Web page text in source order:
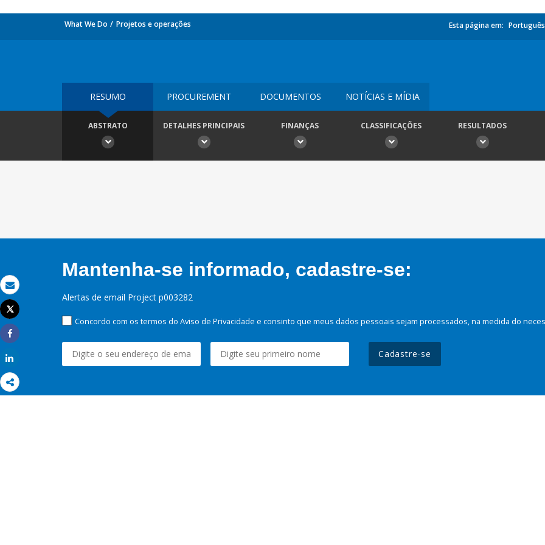
Email
Imprimir
Tweet
Share
What We Do Projetos e operações Esta página em: Português
RESUMO PROCUREMENT DOCUMENTOS NOTÍCIAS E MÍDIA
ABSTRATO DETALHES PRINCIPAIS FINANÇAS CLASSIFICAÇÕES RESULTADOS
Mantenha-se informado, cadastre-se:
Alertas de email Project p003282
Concordo com os termos do Aviso de Privacidade e consinto que meus dados pessoais sejam processados, na medida do
Cadastre-se